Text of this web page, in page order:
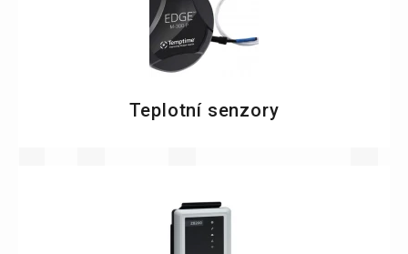
Teplotní senzory